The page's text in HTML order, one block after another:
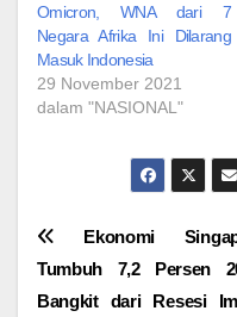
Omicron, WNA dari 7
Negara Afrika Ini Dilarang
Masuk Indonesia
29 November 2021
dalam "NASIONAL"
Navigasi
pos
Ekonomi
Tumbuh 7,2 Persen
Bangkit dari Resesi